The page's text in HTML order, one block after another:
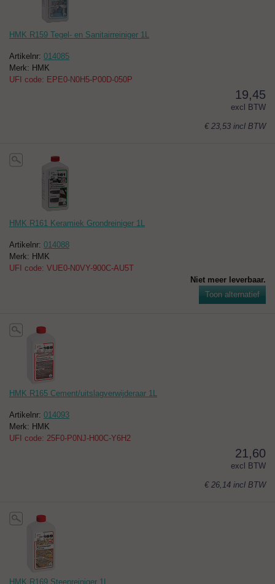
HMK R159 Tegel- en Sanitairreiniger 1L
Artikelnr: 014085
Merk: HMK
UFI code: EPE0-N0H5-P00D-050P
19,45
excl BTW
€ 23,53 incl BTW
HMK R161 Keramiek Grondreiniger 1L
Artikelnr: 014088
Merk: HMK
UFI code: VUE0-N0VY-900C-AU5T
Niet meer leverbaar.
Toon alternatief
HMK R165 Cement/uitslagverwijderaar 1L
Artikelnr: 014093
Merk: HMK
UFI code: 25F0-P0NJ-H00C-Y6H2
21,60
excl BTW
€ 26,14 incl BTW
HMK R169 Steenreiniger 1L